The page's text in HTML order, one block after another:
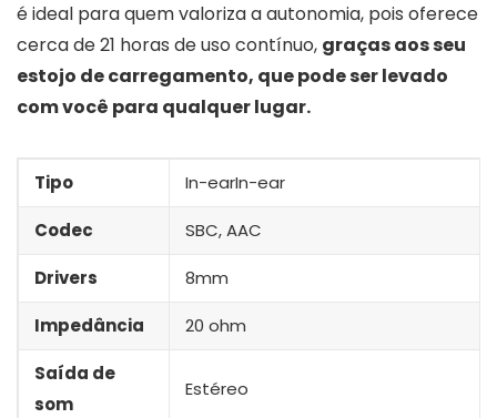
é ideal para quem valoriza a autonomia, pois oferece
cerca de 21 horas de uso contínuo, graças aos seu
estojo de carregamento, que pode ser levado
com você para qualquer lugar.
Tipo In-earIn-ear
Codec SBC, AAC
Drivers 8mm
Impedância 20 ohm
Saída de
som
Estéreo